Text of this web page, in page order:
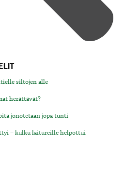
siltojen alle
herättävät?
jonotetaan jopa tunti
– kulku laitureille helpottui